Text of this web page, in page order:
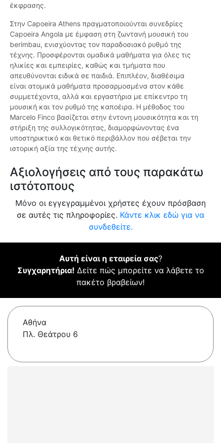
έκφρασης.
Στην Capoeira Athens πραγματοποιούνται συνεδρίες
Capoeira Angola με έμφαση στη ζωντανή μουσική του
berimbau, ενισχύοντας τον παραδοσιακό ρυθμό της
τέχνης. Προσφέρονται ομαδικά μαθήματα για όλες τις
ηλικίες και εμπειρίες, καθώς και τμήματα που
απευθύνονται ειδικά σε παιδιά. Επιπλέον, διαθέσιμα
είναι ατομικά μαθήματα προσαρμοσμένα στον κάθε
συμμετέχοντα, αλλά και εργαστήρια με επίκεντρο τη
μουσική και τον ρυθμό της καποέιρα. Η μέθοδος του
Marcelo Finco βασίζεται στην έντονη μουσικότητα και τη
στήριξη της συλλογικότητας, διαμορφώνοντας ένα
υποστηρικτικό και θετικό περιβάλλον που σέβεται την
ιστορική αξία της τέχνης αυτής.
Αξιολογήσεις από τους παρακάτω
ιστότοπους
Μόνο οι εγγεγραμμένοι χρήστες έχουν πρόσβαση
σε αυτές τις πληροφορίες. Κάντε κλικ εδώ για να
συνδεθείτε.
Αυτή είναι η εταιρεία σας?
Συγχαρητήρια! Δείτε πώς μπορείτε να λάβετε το
πακέτο βραβείων!
Αθήνα
Πλ. Θεάτρου 6